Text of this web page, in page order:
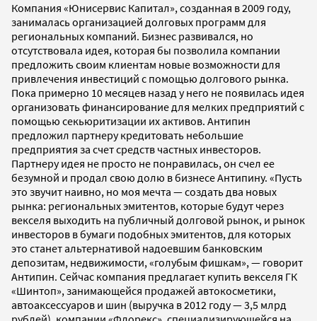
Компания «Юнисервис Капитал», созданная в 2009 году,
занималась организацией долговых программ для
региональных компаний. Бизнес развивался, но
отсутствовала идея, которая бы позволила компании
предложить своим клиентам новые возможности для
привлечения инвестиций с помощью долгового рынка.
Пока примерно 10 месяцев назад у него не появилась идея
организовать финансирование для мелких предприятий с
помощью секьюритизации их активов. Антипин
предложил партнеру кредитовать небольшие
предприятия за счет средств частных инвесторов.
Партнеру идея не просто не понравилась, он счел ее
безумной и продал свою долю в бизнесе Антипину. «Пусть
это звучит наивно, но моя мечта — создать два новых
рынка: региональных эмитентов, которые будут через
векселя выходить на публичный долговой рынок, и рынок
инвесторов в бумаги подобных эмитентов, для которых
это станет альтернативой надоевшим банковским
депозитам, недвижимости, «голубым фишкам», — говорит
Антипин. Сейчас компания предлагает купить векселя ГК
«Шинтоп», занимающейся продажей автокосметики,
автоаксессуаров и шин (выручка в 2012 году — 3,5 млрд